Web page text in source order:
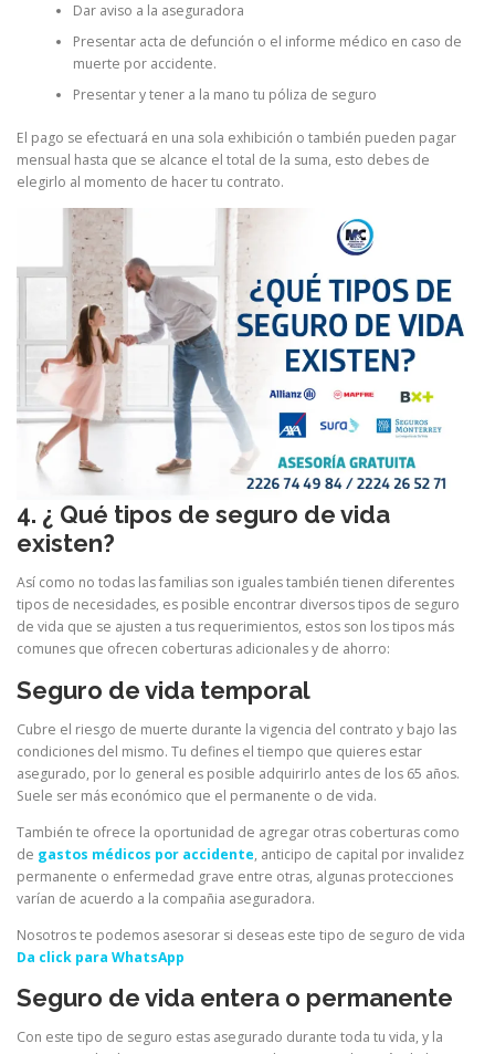
Dar aviso a la aseguradora
Presentar acta de defunción o el informe médico en caso de
muerte por accidente.
Presentar y tener a la mano tu póliza de seguro
El pago se efectuará en una sola exhibición o también pueden pagar
mensual hasta que se alcance el total de la suma, esto debes de
elegirlo al momento de hacer tu contrato.
4. ¿ Qué tipos de seguro de vida
existen?
Así como no todas las familias son iguales también tienen diferentes
tipos de necesidades, es posible encontrar diversos tipos de seguro
de vida que se ajusten a tus requerimientos, estos son los tipos más
comunes que ofrecen coberturas adicionales y de ahorro:
Seguro de vida temporal
Cubre el riesgo de muerte durante la vigencia del contrato y bajo las
condiciones del mismo. Tu defines el tiempo que quieres estar
asegurado, por lo general es posible adquirirlo antes de los 65 años.
Suele ser más económico que el permanente o de vida.
También te ofrece la oportunidad de agregar otras coberturas como
de gastos médicos por accidente, anticipo de capital por invalidez
permanente o enfermedad grave entre otras, algunas protecciones
varían de acuerdo a la compañia aseguradora.
Nosotros te podemos asesorar si deseas este tipo de seguro de vida
Da click para WhatsApp
Seguro de vida entera o permanente
Con este tipo de seguro estas asegurado durante toda tu vida, y la